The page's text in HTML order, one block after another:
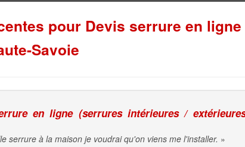
pour Devis serrure en
Savoie
en ligne (serrures intérieures /
serrure à la maison je voudrai qu'on viens me l'installer. »